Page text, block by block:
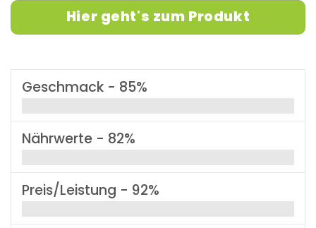
Hier geht's zum Produkt
Geschmack - 85%
Nährwerte - 82%
Preis/Leistung - 92%